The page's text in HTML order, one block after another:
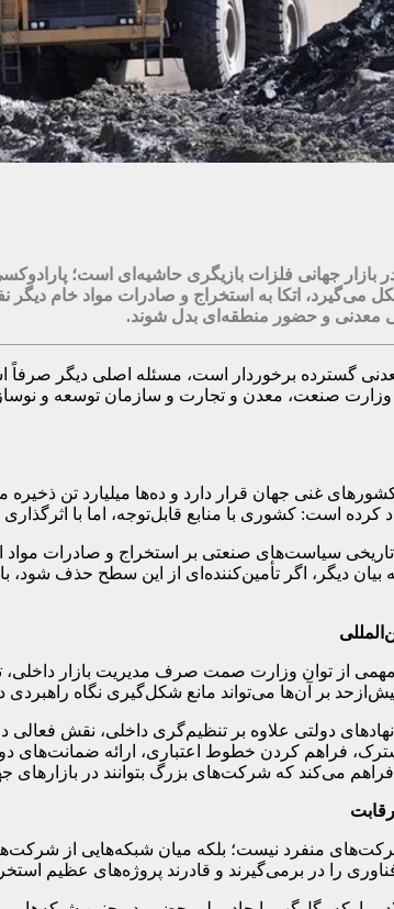
در بازار جهانی فلزات بازیگری حاشیه‌ای است؛
می‌گیرد، اتکا به استخراج و صادرات مواد خام
معدنی و حضور منطقه‌ای بدل شوند.
گسترده برخوردار است، مسئله اصلی دیگر صرفاً
صنعت، معدن و تجارت و سازمان توسعه و
غنی جهان قرار دارد و ده‌ها میلیارد تن
است: کشوری با منابع قابل‌توجه، اما با
سیاست‌های صنعتی بر استخراج و صادرات مواد
بیان دیگر، اگر تأمین‌کننده‌ای از این سطح حذف شود،
از توان وزارت صمت صرف مدیریت بازار داخلی،
بر آن‌ها می‌تواند مانع شکل‌گیری نگاه
دولتی علاوه بر تنظیم‌گری داخلی، نقش
فراهم کردن خطوط اعتباری، ارائه ضمانت‌های
می‌کند که شرکت‌های بزرگ بتوانند در بازارهای
منفرد نیست؛ بلکه میان شبکه‌هایی از
را در برمی‌گیرند و قادرند پروژه‌های عظیم